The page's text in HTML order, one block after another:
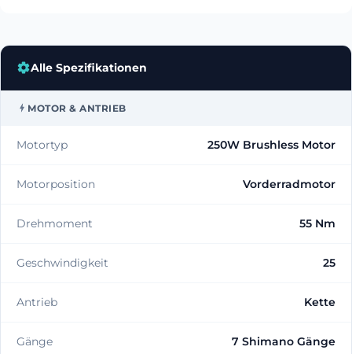
Alle Spezifikationen
MOTOR & ANTRIEB
Motortyp 250W Brushless Motor
Motorposition Vorderradmotor
Drehmoment 55 Nm
Geschwindigkeit 25
Antrieb Kette
Gänge 7 Shimano Gänge